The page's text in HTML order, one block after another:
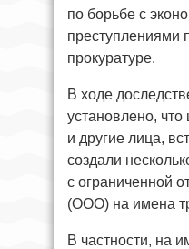
по борьбе с
преступлениями
прокуратуре.
В ходе
установлено,
и другие лица,
создали
с ограниченной
(ООО) на имена
В частности, на